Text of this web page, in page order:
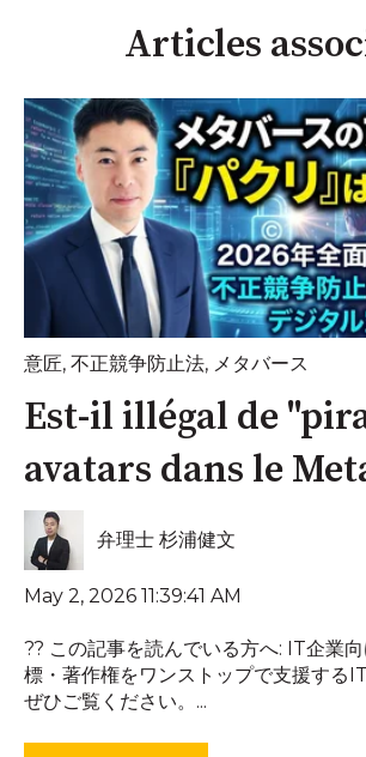
Articles
意匠, 不正競争防止法, メタバース
Est-il illégal de
avatars dans le
弁理士 杉浦健文
May 2, 2026 11:39:41 AM
?? この記事を読んでいる方へ: IT企業
標・著作権をワンストップで支援する
ぜひご覧ください。...